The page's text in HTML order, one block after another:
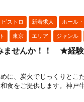
ビストロ 新着求人 ホール
東京 エリア ジャンル
ませんか！！ ★経
に、炭火でじっくりとこ
食をご提供します。神戸